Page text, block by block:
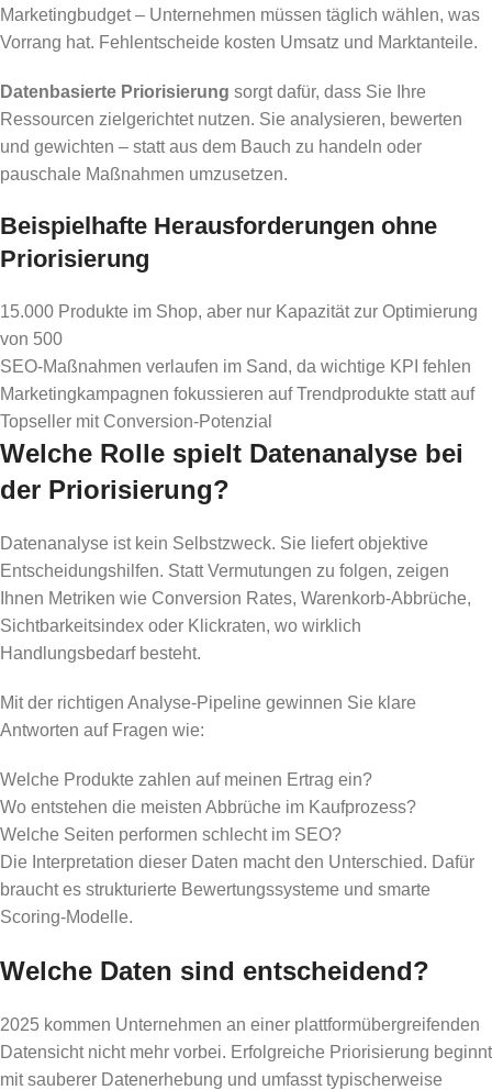
Marketingbudget – Unternehmen müssen täglich wählen, was
Vorrang hat. Fehlentscheide kosten Umsatz und Marktanteile.
Datenbasierte Priorisierung sorgt dafür, dass Sie Ihre
Ressourcen zielgerichtet nutzen. Sie analysieren, bewerten
und gewichten – statt aus dem Bauch zu handeln oder
pauschale Maßnahmen umzusetzen.
Beispielhafte Herausforderungen ohne
Priorisierung
15.000 Produkte im Shop, aber nur Kapazität zur Optimierung
von 500
SEO-Maßnahmen verlaufen im Sand, da wichtige KPI fehlen
Marketingkampagnen fokussieren auf Trendprodukte statt auf
Topseller mit Conversion-Potenzial
Welche Rolle spielt Datenanalyse bei
der Priorisierung?
Datenanalyse ist kein Selbstzweck. Sie liefert objektive
Entscheidungshilfen. Statt Vermutungen zu folgen, zeigen
Ihnen Metriken wie Conversion Rates, Warenkorb-Abbrüche,
Sichtbarkeitsindex oder Klickraten, wo wirklich
Handlungsbedarf besteht.
Mit der richtigen Analyse-Pipeline gewinnen Sie klare
Antworten auf Fragen wie:
Welche Produkte zahlen auf meinen Ertrag ein?
Wo entstehen die meisten Abbrüche im Kaufprozess?
Welche Seiten performen schlecht im SEO?
Die Interpretation dieser Daten macht den Unterschied. Dafür
braucht es strukturierte Bewertungssysteme und smarte
Scoring-Modelle.
Welche Daten sind entscheidend?
2025 kommen Unternehmen an einer plattformübergreifenden
Datensicht nicht mehr vorbei. Erfolgreiche Priorisierung beginnt
mit sauberer Datenerhebung und umfasst typischerweise